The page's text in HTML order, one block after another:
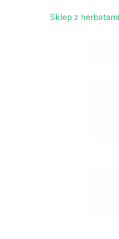
Sklep z